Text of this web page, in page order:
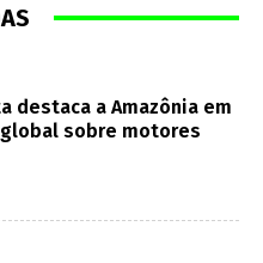
destaca a Amazônia em
global sobre motores